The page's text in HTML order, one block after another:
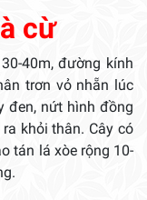
cừ
40m, đường kính
trơn vỏ nhẵn lúc
đen, nứt hình đồng
khỏi thân. Cây có
tán lá xòe rộng 10-